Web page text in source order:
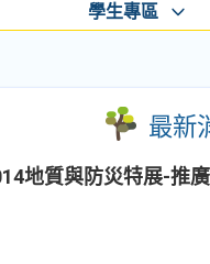
學生專區
最新
地質與防災特展-推